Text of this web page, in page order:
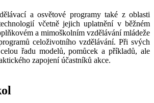
a osvětové programy také z oblasti
včetně jejich uplatnění v běžném
a mimoškolním vzdělávání mládeže
celoživotního vzdělávání. Při svých
řadu modelů, pomůcek a příkladů, ale
zapojení účastníků akce.